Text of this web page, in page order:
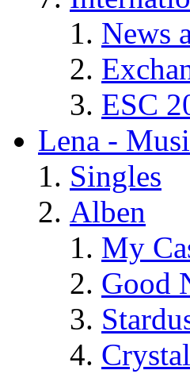
News
ESC
Lena -
Singles
Alben
My
Good